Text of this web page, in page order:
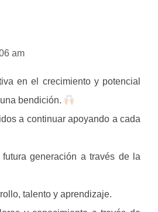
am
en el crecimiento y potencial
bendición.
a continuar apoyando a cada
generación a través de la
talento y aprendizaje.